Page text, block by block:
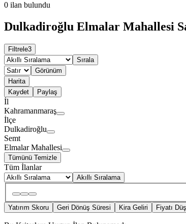
0 ilan bulundu
Dulkadiroğlu Elmalar Mahallesi
Filtrele3
Sırala
Görünüm
Harita
Kaydet
Paylaş
İl
Kahramanmaraş
İlçe
Dulkadiroğlu
Semt
Elmalar Mahallesi
Tümünü Temizle
Tüm İlanlar
Akıllı Sıralama
Yatırım Skoru Geri Dönüş Süresi Kira Geliri Fiyatı